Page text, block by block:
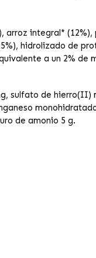
arroz integral*
hidrolizado de
a un 2% de
sulfato de
de amonio 5 g.